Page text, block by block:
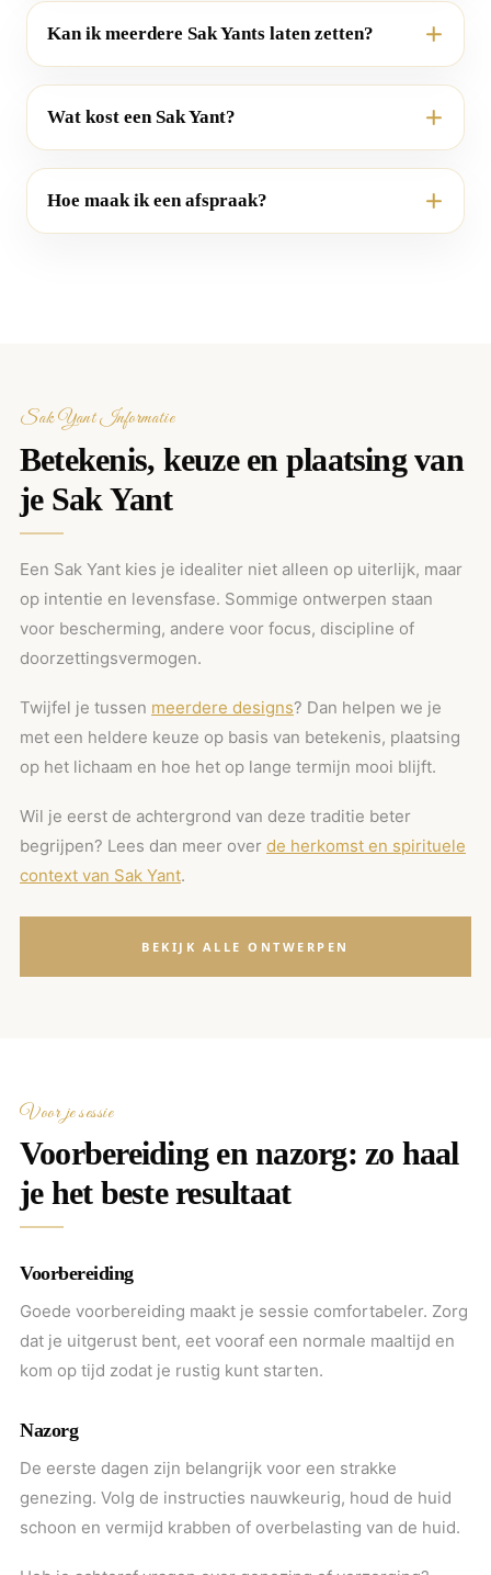
Kan ik meerdere Sak Yants laten zetten?
Wat kost een Sak Yant?
Hoe maak ik een afspraak?
Sak Yant Informatie
Betekenis, keuze en plaatsing van
je Sak Yant
Een Sak Yant kies je idealiter niet alleen op uiterlijk, maar
op intentie en levensfase. Sommige ontwerpen staan
voor bescherming, andere voor focus, discipline of
doorzettingsvermogen.
Twijfel je tussen meerdere designs? Dan helpen we je
met een heldere keuze op basis van betekenis, plaatsing
op het lichaam en hoe het op lange termijn mooi blijft.
Wil je eerst de achtergrond van deze traditie beter
begrijpen? Lees dan meer over de herkomst en spirituele
context van Sak Yant.
BEKIJK ALLE ONTWERPEN
Voor je sessie
Voorbereiding en nazorg: zo haal
je het beste resultaat
Voorbereiding
Goede voorbereiding maakt je sessie comfortabeler. Zorg
dat je uitgerust bent, eet vooraf een normale maaltijd en
kom op tijd zodat je rustig kunt starten.
Nazorg
De eerste dagen zijn belangrijk voor een strakke
genezing. Volg de instructies nauwkeurig, houd de huid
schoon en vermijd krabben of overbelasting van de huid.